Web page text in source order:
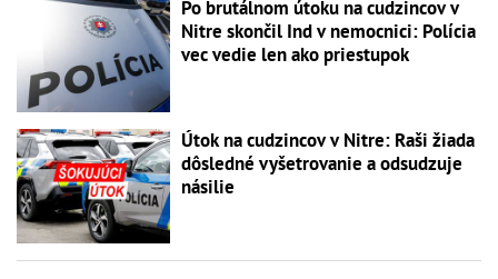
Po brutálnom útoku na cudzincov v
Nitre skončil Ind v nemocnici: Polícia
vec vedie len ako priestupok
Útok na cudzincov v Nitre: Raši žiada
dôsledné vyšetrovanie a odsudzuje
násilie